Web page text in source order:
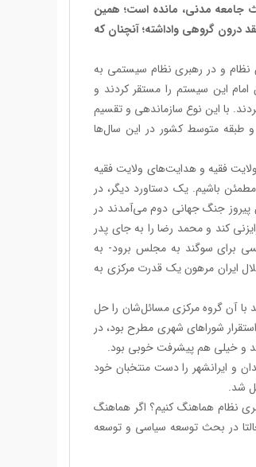
جامعه مدنی، مانده است؛ همین
گروهی واداشته؛ آنچنان که
نظام و در رهبری نظام سیستمی به
این سیستم را مستقر کردند و
تقویت کردند. با این نوع سازماندهی و تقسیم
و طبقه متوسط کشور در این سال‌ها
ولایت فقیه و هدایت‌های ولایت فقیه
باشیم. یک دستاورد دیگر، در
پیروز جنگ جهانی دوم می‌آمدند در
کند و محمد رضا را به جای پدر
برای سوگند به مجلس برود- به
ایران مرهون یک قدرت مرکزی به
با آن گروه مرکزی مسائل‌شان را حل
توسعه مطبوعات و استقرار شوراهای شهری مطرح بود، در
و ایرانشهر را دست منتخبان خود
شد.
نظام هماهنگ کنیم؟ اگر هماهنگ
تلخ و شیرینی که ما از 76 تا‌کنون داشته‌ایم عجالتا در بحث توسعه سیاسی و توسعه